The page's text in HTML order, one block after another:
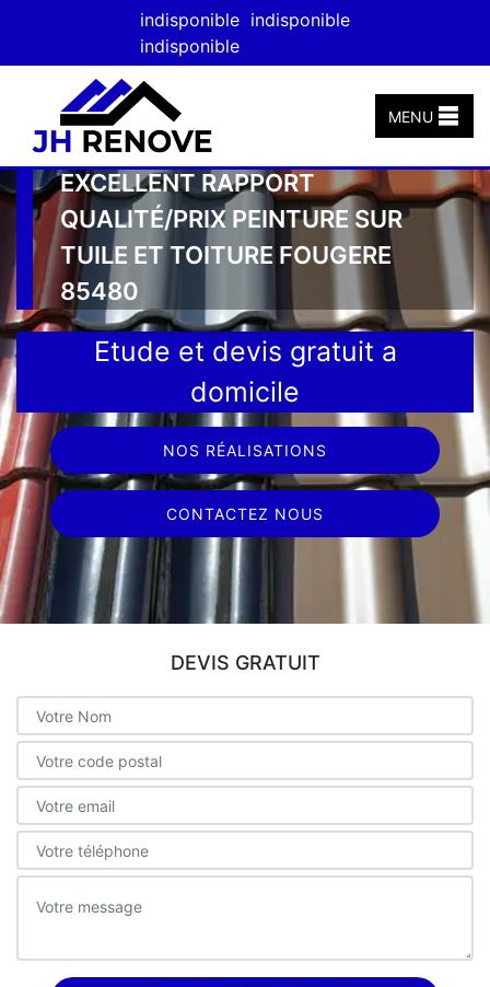
indisponible indisponible
indisponible
MENU
EXCELLENT RAPPORT
QUALITÉ/PRIX PEINTURE SUR
TUILE ET TOITURE FOUGERE
85480
Etude et devis gratuit a
domicile
NOS RÉALISATIONS
CONTACTEZ NOUS
DEVIS GRATUIT